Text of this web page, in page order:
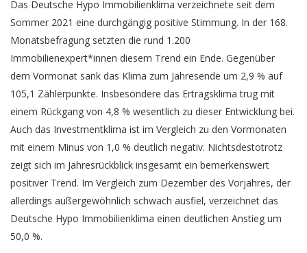
Das Deutsche Hypo Immobilienklima verzeichnete seit dem
Sommer 2021 eine durchgängig positive Stimmung. In der 168.
Monatsbefragung setzten die rund 1.200
Immobilienexpert*innen diesem Trend ein Ende. Gegenüber
dem Vormonat sank das Klima zum Jahresende um 2,9 % auf
105,1 Zählerpunkte. Insbesondere das Ertragsklima trug mit
einem Rückgang von 4,8 % wesentlich zu dieser Entwicklung bei.
Auch das Investmentklima ist im Vergleich zu den Vormonaten
mit einem Minus von 1,0 % deutlich negativ. Nichtsdestotrotz
zeigt sich im Jahresrückblick insgesamt ein bemerkenswert
positiver Trend. Im Vergleich zum Dezember des Vorjahres, der
allerdings außergewöhnlich schwach ausfiel, verzeichnet das
Deutsche Hypo Immobilienklima einen deutlichen Anstieg um
50,0 %.